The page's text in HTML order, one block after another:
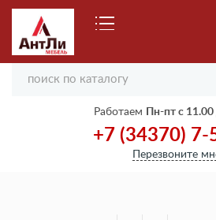
Работаем Пн-пт с
+7 (34370) 7-
Перезвоните